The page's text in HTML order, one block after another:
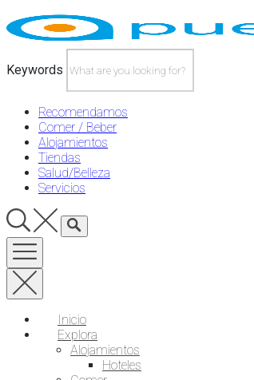
Skip
to
content
Keywords
Recomendamos
Comer / Beber
Alojamientos
Tiendas
Salud/Belleza
Servicios
Inicio
Explora
Alojamientos
Hoteles